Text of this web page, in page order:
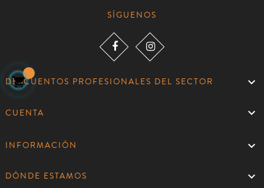
SÍGUENOS
DESCUENTOS PROFESIONALES DEL SECTOR 
CUENTA 
INFORMACIÓN 
DÓNDE ESTAMOS 
